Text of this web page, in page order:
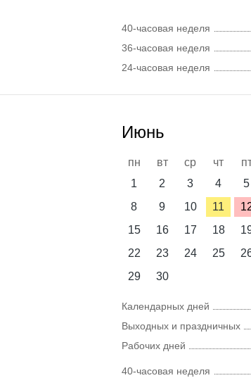
40-часовая неделя
36-часовая неделя
24-часовая неделя
Июнь
пн вт ср чт
1
2 3 4 5
8
9 10 11
15
16 17 18
22
23 24 25
29
30
Календарных дней
Выходных и праздничных
Рабочих дней
40-часовая неделя